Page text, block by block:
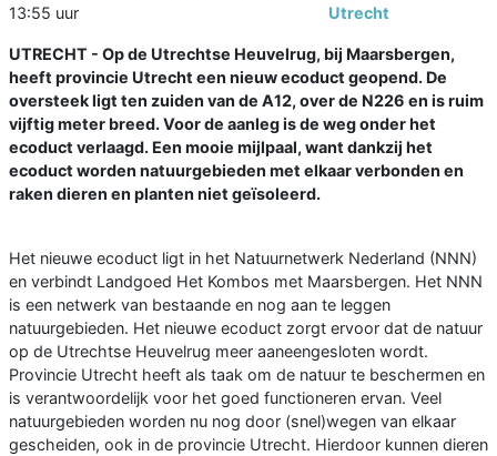
13:55 uur
Utrecht
UTRECHT - Op de Utrechtse Heuvelrug, bij Maarsbergen,
heeft provincie Utrecht een nieuw ecoduct geopend. De
oversteek ligt ten zuiden van de A12, over de N226 en is ruim
vijftig meter breed. Voor de aanleg is de weg onder het
ecoduct verlaagd. Een mooie mijlpaal, want dankzij het
ecoduct worden natuurgebieden met elkaar verbonden en
raken dieren en planten niet geïsoleerd.
Het nieuwe ecoduct ligt in het Natuurnetwerk Nederland (NNN)
en verbindt Landgoed Het Kombos met Maarsbergen. Het NNN
is een netwerk van bestaande en nog aan te leggen
natuurgebieden. Het nieuwe ecoduct zorgt ervoor dat de natuur
op de Utrechtse Heuvelrug meer aaneengesloten wordt.
Provincie Utrecht heeft als taak om de natuur te beschermen en
is verantwoordelijk voor het goed functioneren ervan. Veel
natuurgebieden worden nu nog door (snel)wegen van elkaar
gescheiden, ook in de provincie Utrecht. Hierdoor kunnen dieren